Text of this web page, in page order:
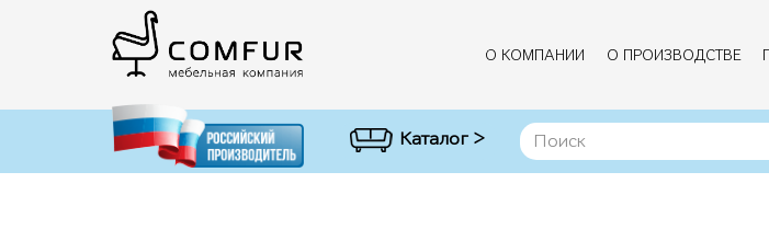
О КОМПАНИИ О ПРОИЗВОДСТВЕ
Каталог >